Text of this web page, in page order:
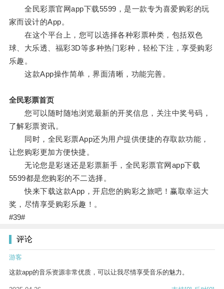
全民彩票官网app下载5599，是一款专为喜爱购彩的玩
家而设计的App。
在这个平台上，您可以选择各种彩票种类，包括双色
球、大乐透、福彩3D等多种热门彩种，轻松下注，享受购彩
乐趣。
这款App操作简单，界面清晰，功能完善。
全民彩票首页
您可以随时随地浏览最新的开奖信息，关注中奖号码，
了解彩票资讯。
同时，全民彩票App还为用户提供便捷的存取款功能，
让您购彩更加方便快捷。
无论您是彩迷还是彩票新手，全民彩票官网app下载
5599都是您购彩的不二选择。
快来下载这款App，开启您的购彩之旅吧！赢取幸运大
奖，尽情享受购彩乐趣！。
#39#
评论
游客
这款app的音乐资源非常优质，可以让我尽情享受音乐的魅力。